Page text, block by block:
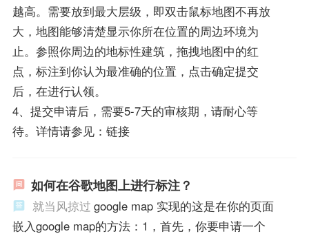
越高。需要放到最大层级，即双击鼠标地图不再放
大，地图能够清楚显示你所在位置的周边环境为
止。参照你周边的地标性建筑，拖拽地图中的红
点，标注到你认为最准确的位置，点击确定提交
后，在进行认领。
4、提交申请后，需要5-7天的审核期，请耐心等
待。详情请参见：链接
如何在谷歌地图上进行标注？
就当风掠过 google map 实现的这是在你的页面
嵌入google map的方法：1，首先，你要申请一个